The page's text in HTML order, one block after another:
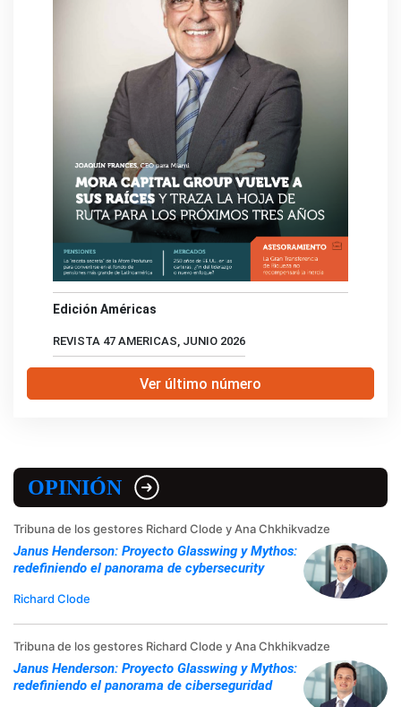
Edición Américas
REVISTA 47 AMERICAS, JUNIO 2026
Ver último número
OPINIÓN
Tribuna de los gestores Richard Clode y Ana Chkhikvadze
Janus Henderson: Proyecto Glasswing y Mythos:
redefiniendo el panorama de cybersecurity
Richard Clode
Tribuna de los gestores Richard Clode y Ana Chkhikvadze
Janus Henderson: Proyecto Glasswing y Mythos:
redefiniendo el panorama de ciberseguridad